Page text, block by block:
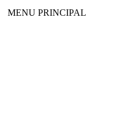
MENU PRINCIPAL